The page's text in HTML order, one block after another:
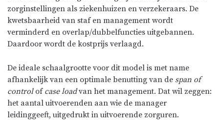
zorginstellingen als ziekenhuizen en verzekeraars. De
kwetsbaarheid van staf en management wordt
verminderd en overlap/dubbelfuncties uitgebannen.
Daardoor wordt de kostprijs verlaagd.
De ideale schaalgrootte voor dit model is met name
afhankelijk van een optimale benutting van de span of
control of case loadvan het management. Dat wil zeggen:
het aantal uitvoerenden aan wie de manager
leidinggeeft, uitgedrukt in uitvoerende zorguren.